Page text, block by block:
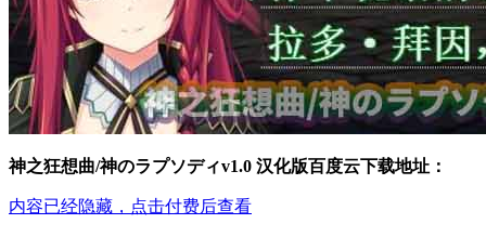
神之狂想曲/神のラプソディv1.0 汉化版百度云下载地址：
内容已经隐藏，点击付费后查看